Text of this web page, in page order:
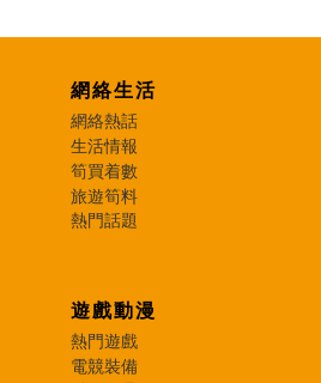
網絡生活
網絡熱話
生活情報
筍買着數
旅遊筍料
熱門話題
遊戲動漫
熱門遊戲
電競裝備